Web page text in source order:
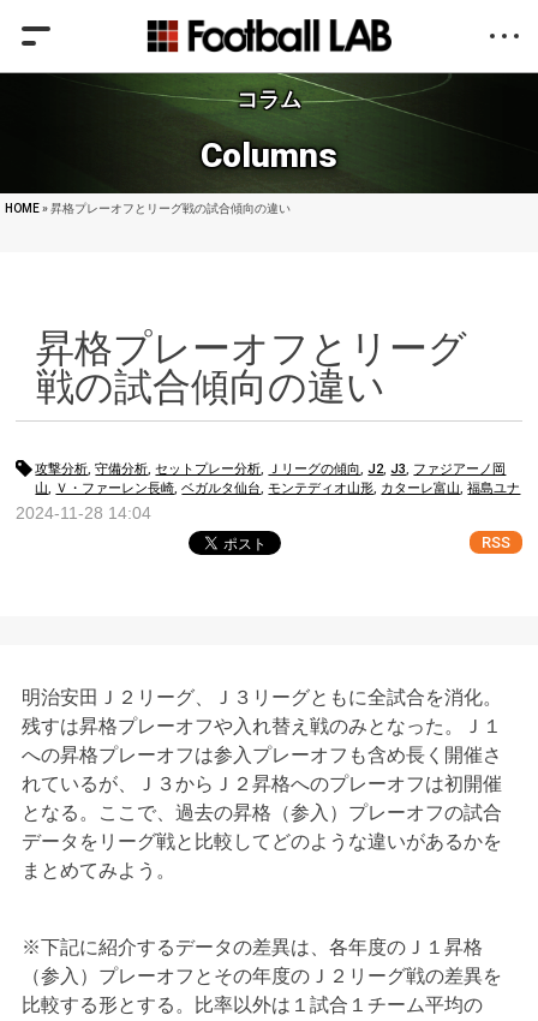
コラム
Columns
HOME» 昇格プレーオフとリーグ戦の試合傾向の違い
昇格プレーオフとリーグ
戦の試合傾向の違い
攻撃分析,守備分析,セットプレー分析, Ｊリーグの傾向, J2, J3, ファジアーノ岡
山, Ｖ・ファーレン長崎,ベガルタ仙台,モンテディオ山形, カターレ富山,福島ユナ
イテッドＦＣ ,松本山雅ＦＣ
2024-11-28 14:04
RSS
明治安田Ｊ２リーグ、Ｊ３リーグともに全試合を消化。
残すは昇格プレーオフや入れ替え戦のみとなった。Ｊ１
への昇格プレーオフは参入プレーオフも含め長く開催さ
れているが、Ｊ３からＪ２昇格へのプレーオフは初開催
となる。ここで、過去の昇格（参入）プレーオフの試合
データをリーグ戦と比較してどのような違いがあるかを
まとめてみよう。
※下記に紹介するデータの差異は、各年度のＪ１昇格
（参入）プレーオフとその年度のＪ２リーグ戦の差異を
比較する形とする。比率以外は１試合１チーム平均の